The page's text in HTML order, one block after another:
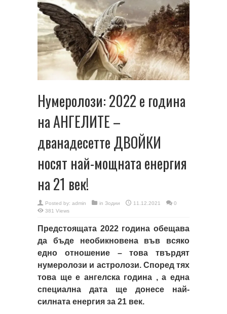
Нумеролози: 2022 е година
на АНГЕЛИТЕ –
дванадесетте ДВОЙКИ
носят най-мощната енергия
на 21 век!
Posted by: admin in Зодии 11.12.2021
0
381 Views
Предстоящата 2022 година обещава
да бъде необикновена във всяко
едно отношение – това твърдят
нумеролози и астролози. Според тях
това ще е ангелска година , а една
специална дата ще донесе най-
силната енергия за 21 век.